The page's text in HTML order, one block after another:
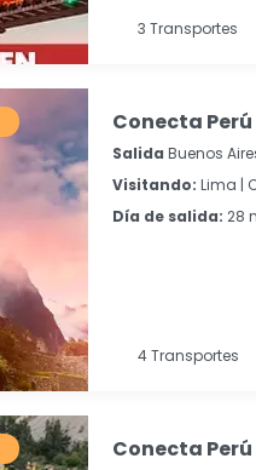
3 Transportes
Conecta Perú
Salida Buenos
Visitando: Lima |
Día de salida: 28
4Transportes
Conecta Perú